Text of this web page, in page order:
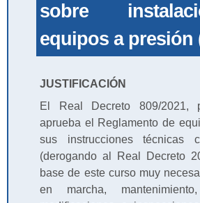
sobre
equipos a presión
JUSTIFICACIÓN
El Real Decreto 809/
aprueba el Reglamento de
sus instrucciones técnicas
(derogando al Real Decreto
base de este curso muy
en marcha,